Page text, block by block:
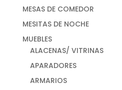
MESAS DE COMEDOR
MESITAS DE NOCHE
MUEBLES
ALACENAS/ VITRINAS
APARADORES
ARMARIOS